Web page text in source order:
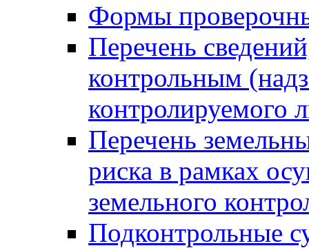
Формы
Перечень
контрольным
контролируемого
Перечень
риска в рамках
земельного
Подконтрольные